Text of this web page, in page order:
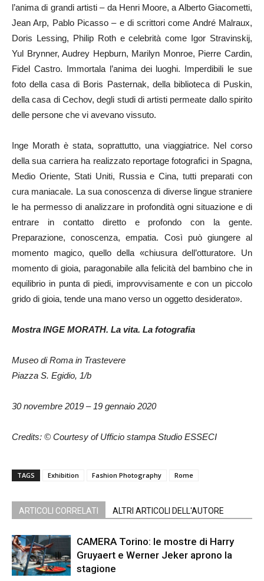
l’anima di grandi artisti – da Henri Moore, a Alberto Giacometti,
Jean Arp, Pablo Picasso – e di scrittori come André Malraux,
Doris Lessing, Philip Roth e celebrità come Igor Stravinskij,
Yul Brynner, Audrey Hepburn, Marilyn Monroe, Pierre Cardin,
Fidel Castro. Immortala l’anima dei luoghi. Imperdibili le sue
foto della casa di Boris Pasternak, della biblioteca di Puskin,
della casa di Cechov, degli studi di artisti permeate dallo spirito
delle persone che vi avevano vissuto.
Inge Morath è stata, soprattutto, una viaggiatrice. Nel corso
della sua carriera ha realizzato reportage fotografici in Spagna,
Medio Oriente, Stati Uniti, Russia e Cina, tutti preparati con
cura maniacale. La sua conoscenza di diverse lingue straniere
le ha permesso di analizzare in profondità ogni situazione e di
entrare in contatto diretto e profondo con la gente.
Preparazione, conoscenza, empatia. Così può giungere al
momento magico, quello della «chiusura dell’otturatore. Un
momento di gioia, paragonabile alla felicità del bambino che in
equilibrio in punta di piedi, improvvisamente e con un piccolo
grido di gioia, tende una mano verso un oggetto desiderato».
Mostra INGE MORATH. La vita. La fotografia
Museo di Roma in Trastevere
Piazza S. Egidio, 1/b
30 novembre 2019 – 19 gennaio 2020
Credits: © Courtesy of Ufficio stampa Studio ESSECI
TAGS Exhibition Fashion Photography Rome
ARTICOLI CORRELATI ALTRI ARTICOLI DELL'AUTORE
CAMERA Torino: le mostre di Harry
Gruyaert e Werner Jeker aprono la
stagione